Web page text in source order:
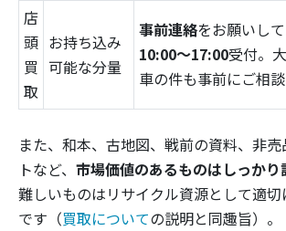
店
頭
買
取
お持ち込み
可能な分量
事前連絡をお願いし
10:00〜17:00受付。
車の件も事前にご相談
また、和本、古地図、戦前の資料、非
トなど、 市場価値のあるものはしっかり
難しいものはリサイクル資源として適
です（買取についての説明と同趣旨）。